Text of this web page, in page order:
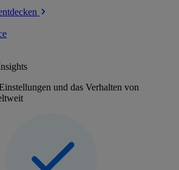
und das Verhalten von